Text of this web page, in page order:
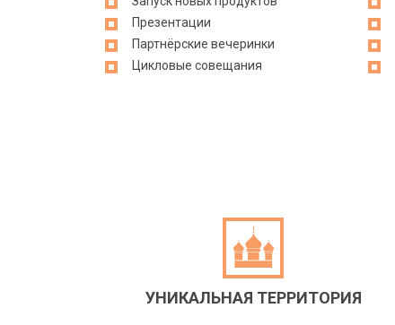
Презентации
Партнёрские вечеринки
Цикловые совещания
УНИКАЛЬНАЯ ТЕРРИТОРИЯ